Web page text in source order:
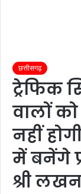
छत्तीसगढ़
ट्रेफिक
वालों
नहीं
में बनेंगे
श्री